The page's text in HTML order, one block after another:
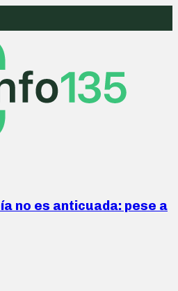
no es anticuada: pese a